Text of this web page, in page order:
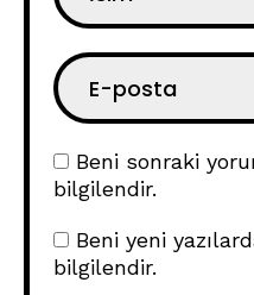
Beni sonraki
bilgilendir.
Beni yeni
bilgilendir.